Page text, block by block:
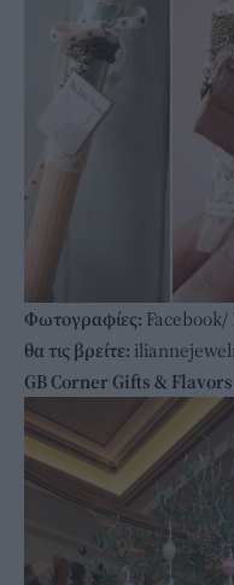
Φωτογραφίες:
θα τις βρείτε:
GB Corner Gifts &